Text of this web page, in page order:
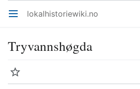
Åpne hovedmenyen lokalhistoriewiki.no
Tryvannshøgda
Overvåk